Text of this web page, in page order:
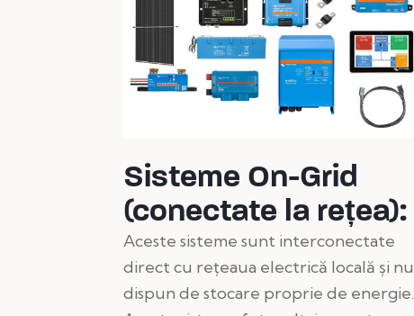
Sisteme On-Grid
(conectate la rețea):
Aceste sisteme sunt interconectate
direct cu rețeaua electrică locală și nu
dispun de stocare proprie de energie.